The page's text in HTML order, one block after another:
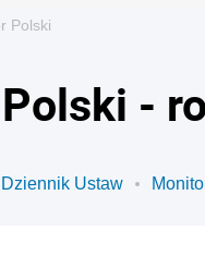
Polski
-
Dziennik Ustaw